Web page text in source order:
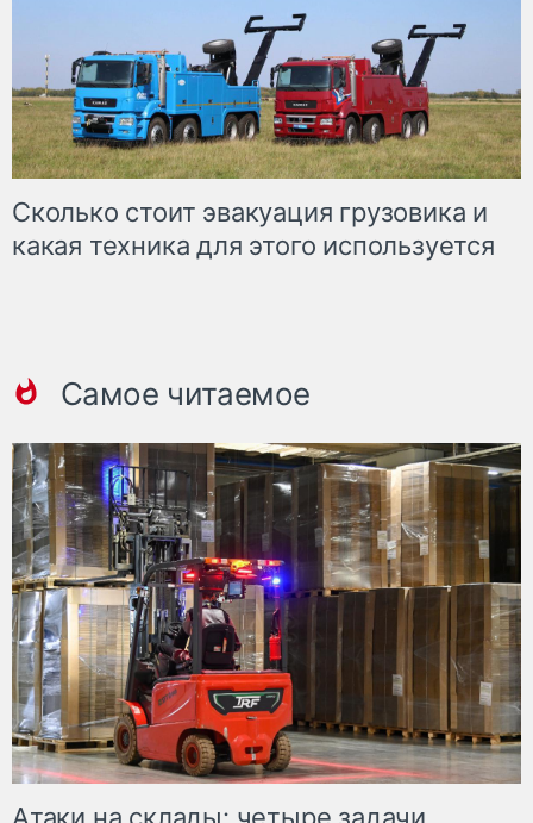
Сколько стоит эвакуация грузовика и
какая техника для этого используется
Самое читаемое
Атаки на склады: четыре задачи,